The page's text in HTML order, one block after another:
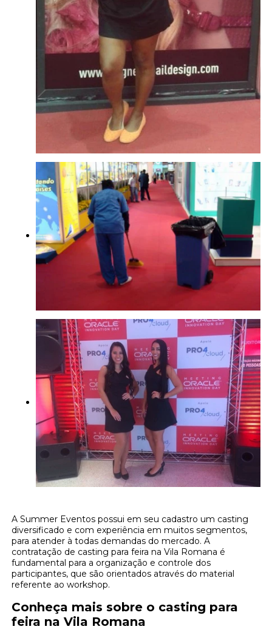
A Summer Eventos possui em seu cadastro um casting
diversificado e com experiência em muitos segmentos,
para atender à todas demandas do mercado. A
contratação de casting para feira na Vila Romana é
fundamental para a organização e controle dos
participantes, que são orientados através do material
referente ao workshop.
Conheça mais sobre o casting para
feira na Vila Romana